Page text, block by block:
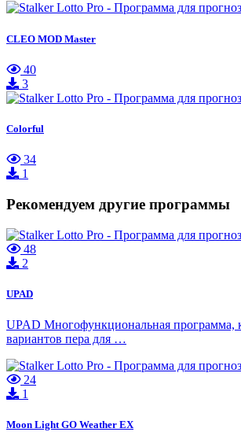
CLEO MOD Master
40
3
Colorful
34
1
Рекомендуем другие программы
48
2
UPAD
UPAD Многофункциональная программа,
вариантов пера для …
24
1
Moon Light GO Weather EX